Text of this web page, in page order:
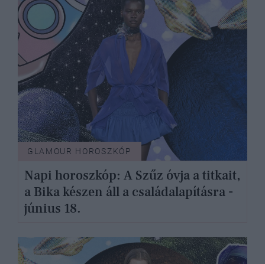
GLAMOUR HOROSZKÓP
Napi horoszkóp: A Szűz óvja a titkait,
a Bika készen áll a családalapításra -
június 18.